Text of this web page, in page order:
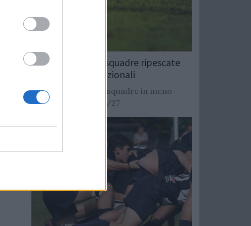
Rugby: Record di squadre ripescate
nei campionati nazionali
Si stimano oltre 20 squadre in meno
dalla stagione 2026/27